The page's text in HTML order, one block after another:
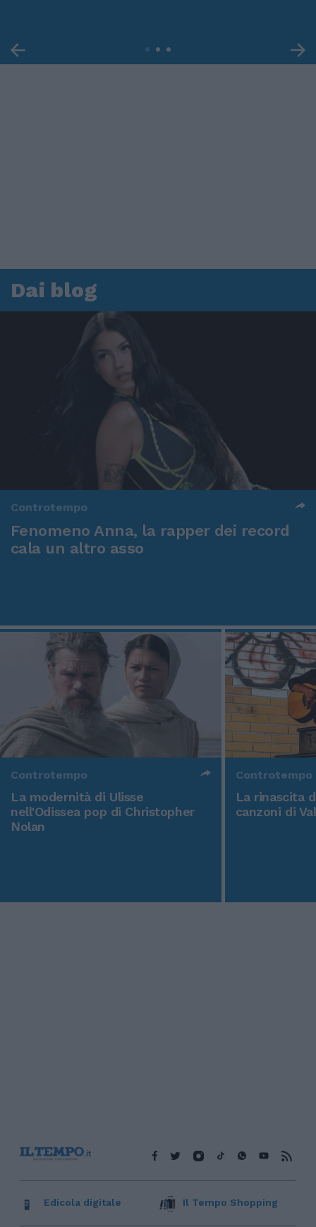
Dai blog
Controtempo
Fenomeno Anna, la rapper dei record
cala un altro asso
Controtempo
La modernità di Ulisse
nell'Odissea pop di Christopher
Nolan
Controtempo
La rinascita
canzoni di
Edicola digitale Il Tempo Shopping